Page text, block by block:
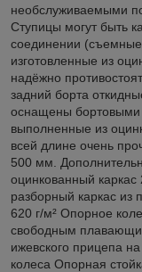
необслуживаемыми
Ступицы могут быть
соединении
изготовленные из
надёжно
задний борта
оснащены бортовыми
выполненные из
всей длине очень
500 мм.
оцинкованный
разборный каркас
620 г/м² Опорное
свободным
ижевского прицепа
колеса Опорная